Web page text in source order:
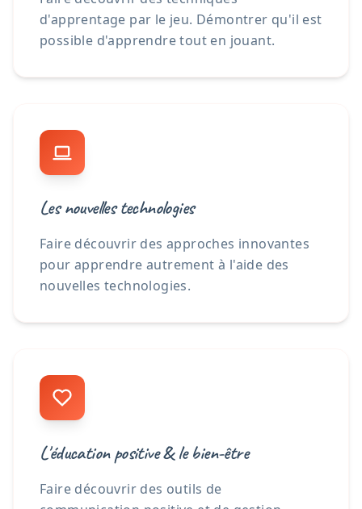
d'apprentage par le jeu. Démontrer qu'il est
possible d'apprendre tout en jouant.
Les nouvelles technologies
Faire découvrir des approches innovantes
pour apprendre autrement à l'aide des
nouvelles technologies.
L'éducation positive & le bien-être
Faire découvrir des outils de